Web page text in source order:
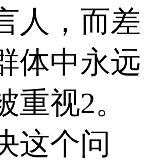
人，而差
体中永远
重视2。
这个问